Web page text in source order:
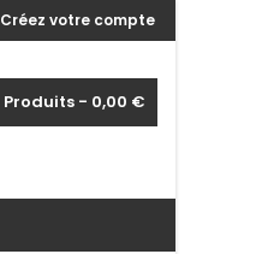
Créez votre compte
Produits - 0,00 €